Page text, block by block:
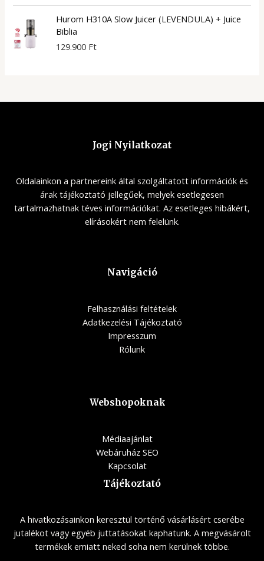
Hurom H310A Slow Juicer (LEVENDULA) + Juice
Biblia
129.900 Ft
Jogi Nyilatkozat
Oldalainkon a partnereink által szolgáltatott információk és
árak tájékoztató jellegűek, melyek esetlegesen
tartalmazhatnak téves információkat. Az esetleges hibákért,
elírásokért nem felelünk.
Navigáció
Felhasználási feltételek
Adatkezelési Tájékoztató
Impresszum
Rólunk
Webshopoknak
Médiaajánlat
Webáruház SEO
Kapcsolat
Tájékoztató
A hivatkozásainkon keresztül történő vásárlásért cserébe
jutalékot vagy egyéb juttatásokat kaphatunk. A megvásárolt
termékek emiatt neked soha nem kerülnek többe.